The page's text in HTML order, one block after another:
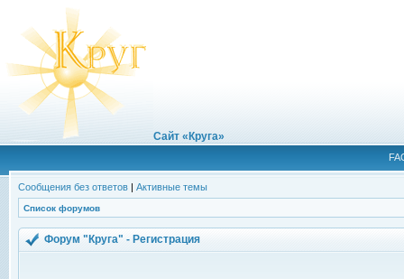
Сайт «Круга»
Сообщения без ответов | Активные темы
Список форумов
Форум "Круга" - Регистрация